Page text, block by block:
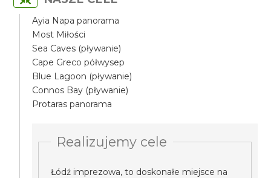
Ayia Napa panorama
Most Miłości
Sea Caves (pływanie)
Cape Greco półwysep
Blue Lagoon (pływanie)
Connos Bay (pływanie)
Protaras panorama
Realizujemy cele
Łódź imprezowa, to doskonałe miejsce na